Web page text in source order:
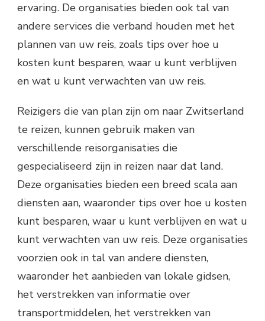
ervaring. De organisaties bieden ook tal van
andere services die verband houden met het
plannen van uw reis, zoals tips over hoe u
kosten kunt besparen, waar u kunt verblijven
en wat u kunt verwachten van uw reis.
Reizigers die van plan zijn om naar Zwitserland
te reizen, kunnen gebruik maken van
verschillende reisorganisaties die
gespecialiseerd zijn in reizen naar dat land.
Deze organisaties bieden een breed scala aan
diensten aan, waaronder tips over hoe u kosten
kunt besparen, waar u kunt verblijven en wat u
kunt verwachten van uw reis. Deze organisaties
voorzien ook in tal van andere diensten,
waaronder het aanbieden van lokale gidsen,
het verstrekken van informatie over
transportmiddelen, het verstrekken van